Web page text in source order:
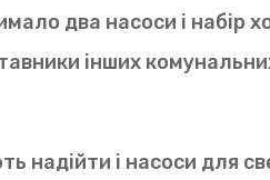
два насоси і набір
інших
надійти і насоси для